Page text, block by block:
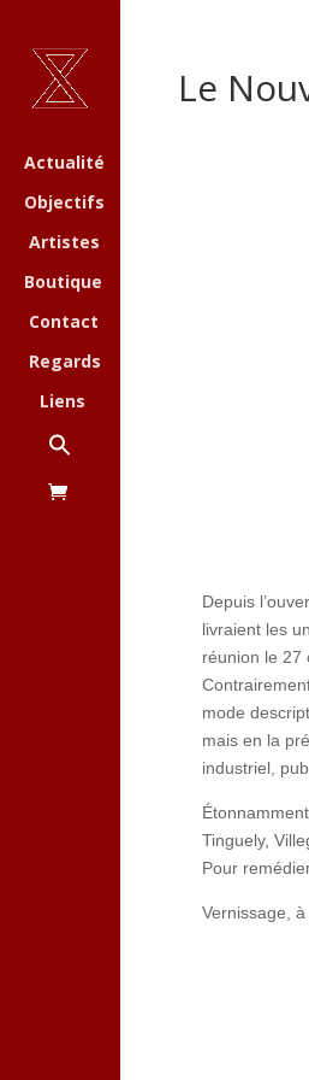
Actualité
Objectifs
Artistes
Boutique
Contact
Regards
Liens
Le
Depuis
livraient les
réunion le 27
mode
mais en la
industriel,
Tinguely,
Pour
Vernissage,